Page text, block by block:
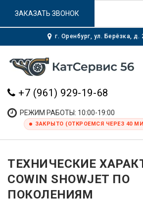
г. Оренбург, ул. Берёзка, д.
+7 (961) 929-19-68
РЕЖИМ РАБОТЫ: 10:00-19:00
ЗАКРЫТО (ОТКРОЕМСЯ ЧЕРЕЗ 40
ЗАКАЗАТЬ ЗВОНОК
ТЕХНИЧЕСКИЕ
COWIN SHOWJET ПО
ПОКОЛЕНИЯМ